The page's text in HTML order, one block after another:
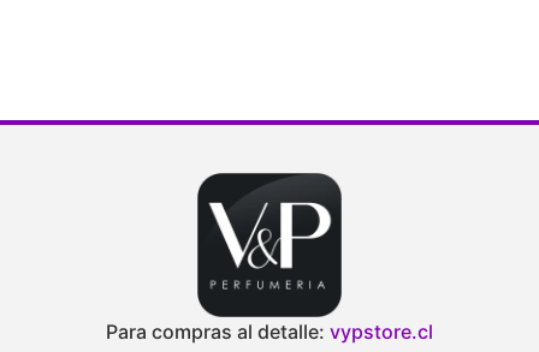
Para compras al detalle: vypstore.cl